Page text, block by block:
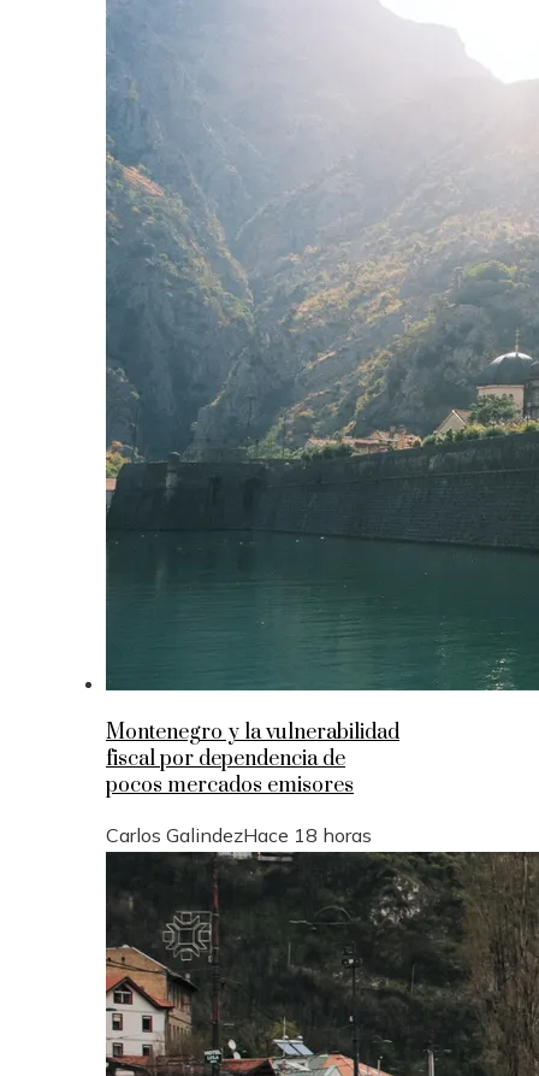
Montenegro y la vulnerabilidad
fiscal por dependencia de
pocos mercados emisores
Carlos GalindezHace 18 horas